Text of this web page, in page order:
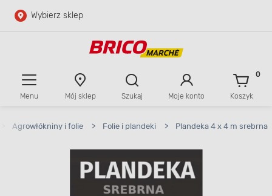
Przejdź do głównej zawartości
Wybierz sklep
Menu Mój sklep Szukaj Moje konto Koszyk
0
Agrowłókniny i folie > Folie i plandeki > Plandeka 4 x 4 m srebrna